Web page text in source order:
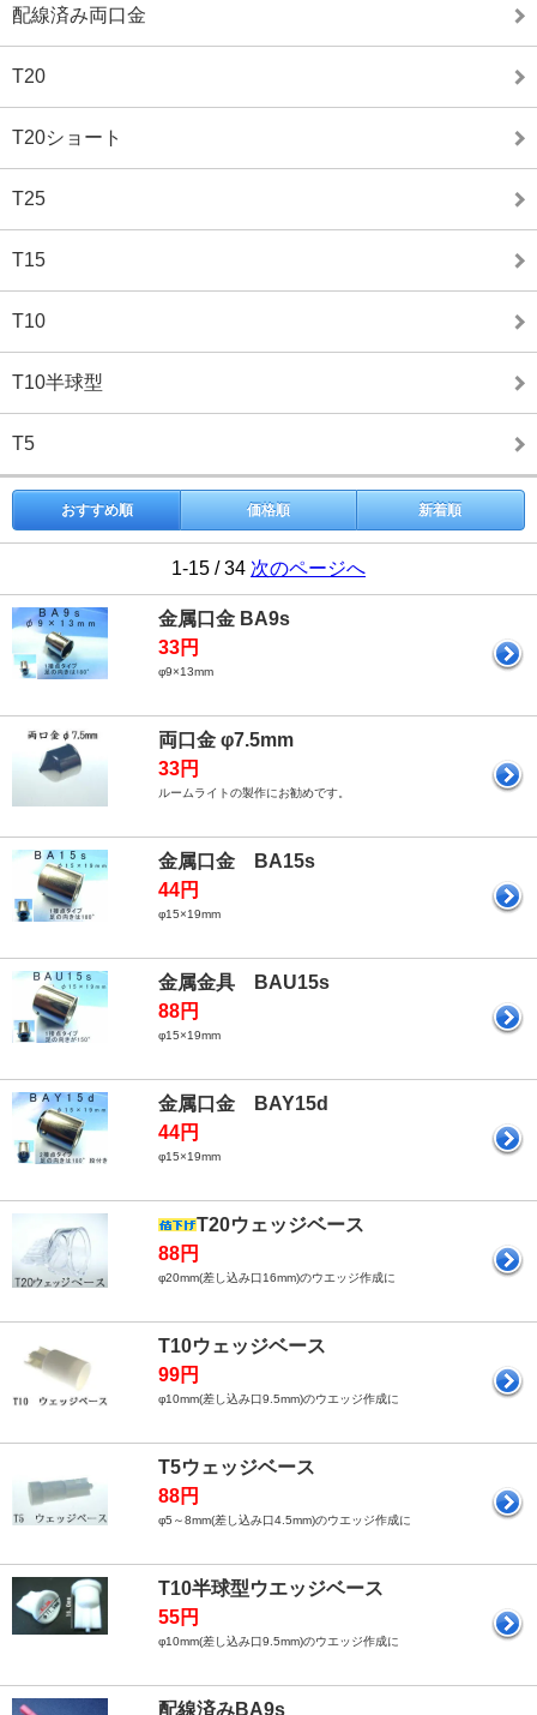
配線済み両口金
T20
T20ショート
T25
T15
T10
T10半球型
T5
おすすめ順 価格順 新着順
1-15 / 34 次のページへ
金属口金 BA9s
33円
φ9×13mm
両口金 φ7.5mm
33円
ルームライトの製作にお勧めです。
金属口金 BA15s
44円
φ15×19mm
金属金具 BAU15s
88円
φ15×19mm
金属口金 BAY15d
44円
φ15×19mm
T20ウェッジベース
88円
φ20mm(差し込み口16mm)のウエッジ作成に
T10ウェッジベース
99円
φ10mm(差し込み口9.5mm)のウエッジ作成に
T5ウェッジベース
88円
φ5～8mm(差し込み口4.5mm)のウエッジ作成に
T10半球型ウエッジベース
55円
φ10mm(差し込み口9.5mm)のウエッジ作成に
配線済みBA9s